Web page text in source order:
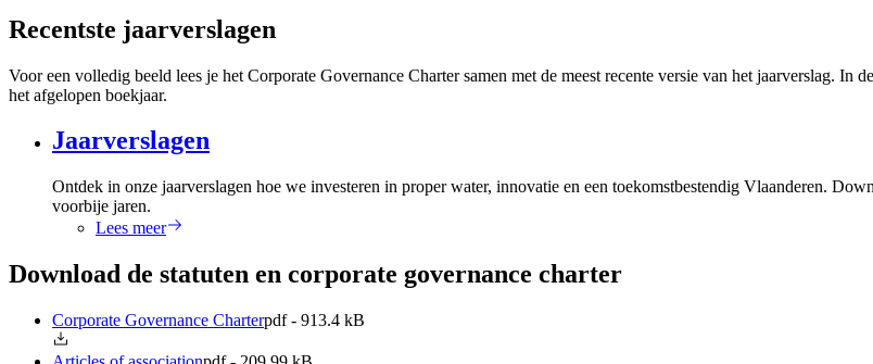
Recentste jaarverslagen
Voor een volledig beeld lees je het Corporate Governance Charter samen met de meest recente versie van het jaarverslag.
het afgelopen boekjaar.
Jaarverslagen
Ontdek in onze jaarverslagen hoe we investeren in proper water, innovatie en een toekomstbestendig Vlaanderen.
voorbije jaren.
Lees meer
Download de statuten en corporate governance charter
Corporate Governance Charterpdf - 913.4 kB